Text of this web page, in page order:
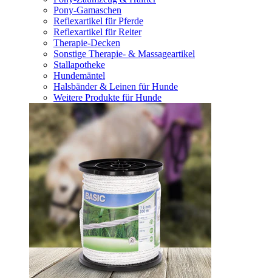
Pony-Gamaschen
Reflexartikel für Pferde
Reflexartikel für Reiter
Therapie-Decken
Sonstige Therapie- & Massageartikel
Stallapotheke
Hundemäntel
Halsbänder & Leinen für Hunde
Weitere Produkte für Hunde